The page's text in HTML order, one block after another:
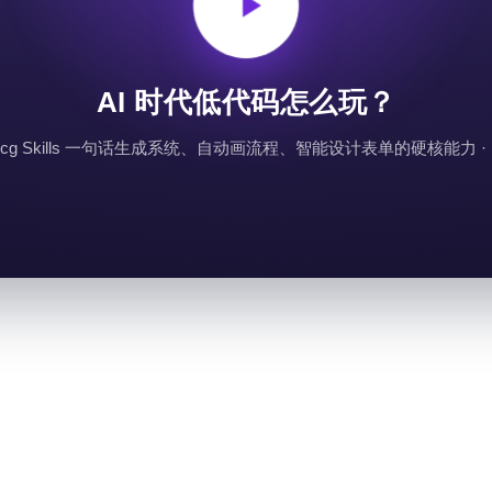
AI 时代低代码怎么玩？
Skills 一句话生成系统、自动画流程、智能设计表单的硬核能力 ·